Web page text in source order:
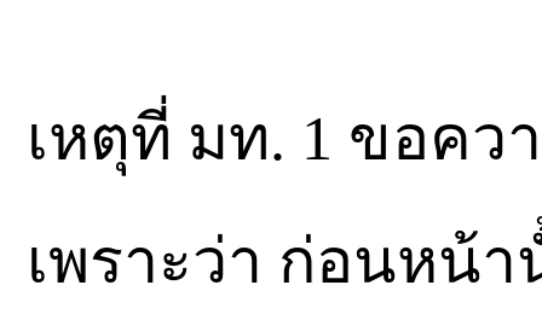
เหตุที่ มท. 1 ขอคว
เพราะว่า ก่อนหน้